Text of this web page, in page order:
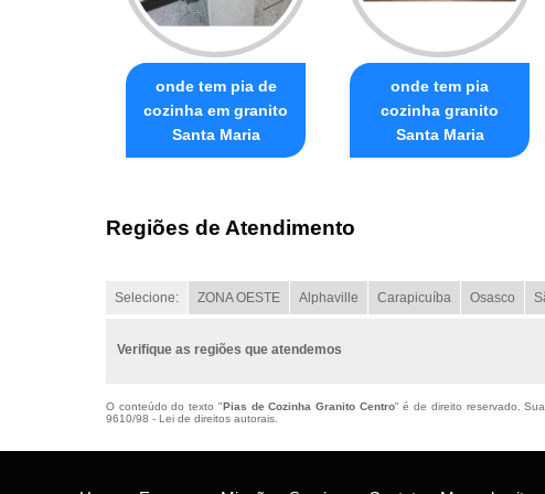
onde tem pia de
cozinha em granito
Santa Maria
onde tem pia
cozinha granito
Santa Maria
Regiões de Atendimento
Selecione: ZONA OESTE Alphaville Carapicuíba Osasco
Verifique as regiões que atendemos
O conteúdo do texto "Pias de Cozinha Granito Centro" é de direito reservado.
9610/98 - Lei de direitos autorais